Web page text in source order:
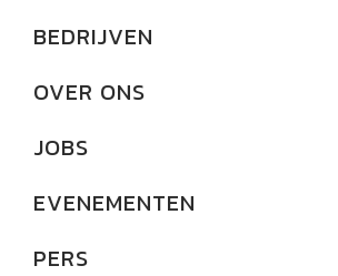
BEDRIJVEN
OVER ONS
JOBS
EVENEMENTEN
PERS